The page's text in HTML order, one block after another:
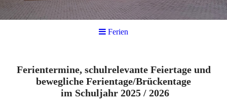
Ferien
Ferientermine, schulrelevante Feiertage und
bewegliche Ferientage/Brückentage
im Schuljahr 2025 / 2026